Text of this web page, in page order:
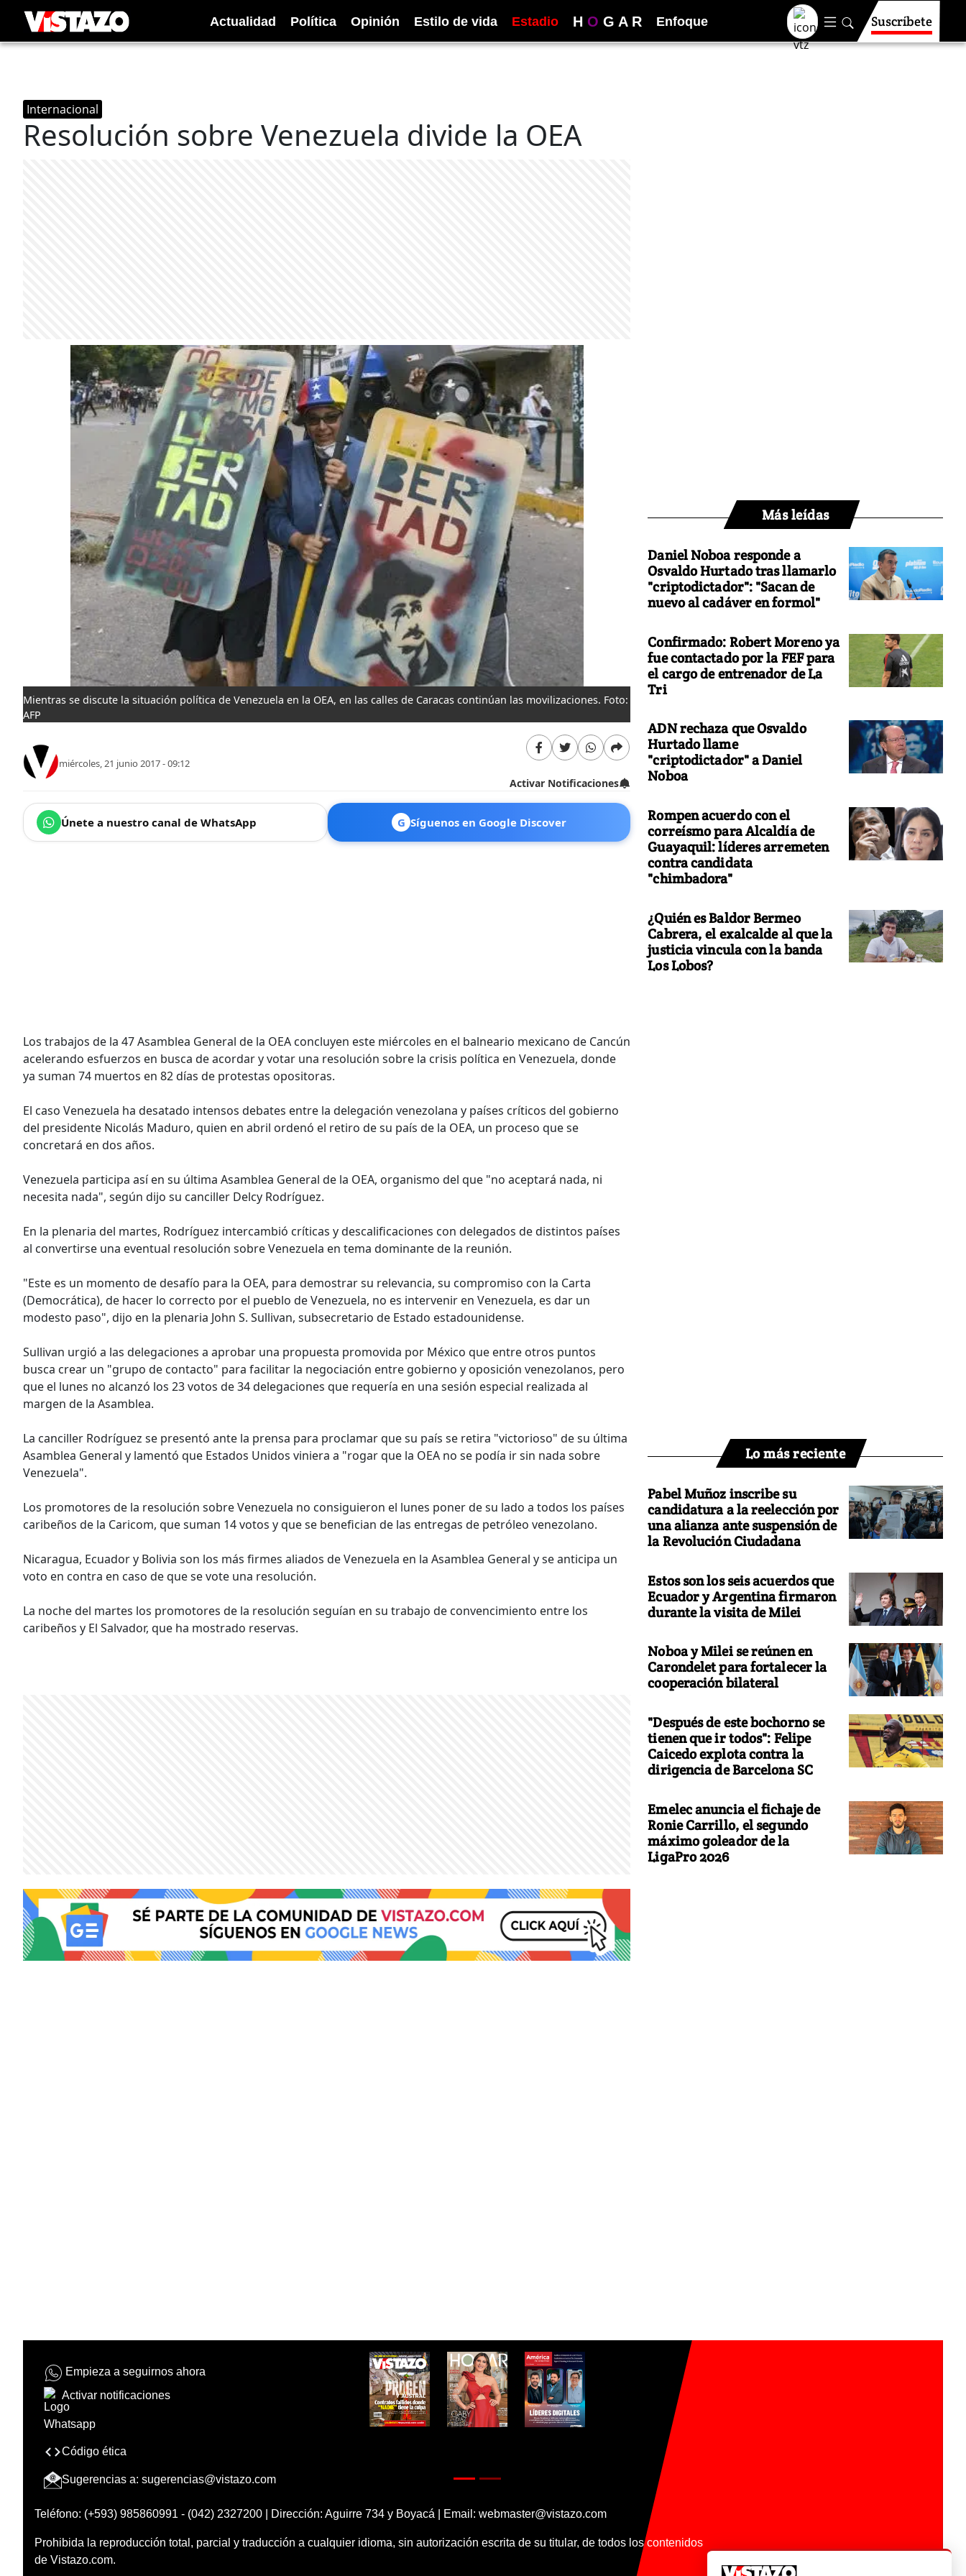
Actualidad Política Opinión Estilo de vida Estadio H O G A R Enfoque Suscríbete
Internacional
Resolución sobre Venezuela divide la OEA
Mientras se discute la situación política de Venezuela en la OEA, en las calles de Caracas continúan las movilizaciones. Foto:
AFP
miércoles, 21 junio 2017 - 09:12
Activar Notificaciones
Únete a nuestro canal de WhatsApp G Síguenos en Google Discover
Los trabajos de la 47 Asamblea General de la OEA concluyen este miércoles en el balneario mexicano de Cancún
acelerando esfuerzos en busca de acordar y votar una resolución sobre la crisis política en Venezuela, donde
ya suman 74 muertos en 82 días de protestas opositoras.
El caso Venezuela ha desatado intensos debates entre la delegación venezolana y países críticos del gobierno
del presidente Nicolás Maduro, quien en abril ordenó el retiro de su país de la OEA, un proceso que se
concretará en dos años.
Venezuela participa así en su última Asamblea General de la OEA, organismo del que "no aceptará nada, ni
necesita nada", según dijo su canciller Delcy Rodríguez.
En la plenaria del martes, Rodríguez intercambió críticas y descalificaciones con delegados de distintos países
al convertirse una eventual resolución sobre Venezuela en tema dominante de la reunión.
"Este es un momento de desafío para la OEA, para demostrar su relevancia, su compromiso con la Carta
(Democrática), de hacer lo correcto por el pueblo de Venezuela, no es intervenir en Venezuela, es dar un
modesto paso", dijo en la plenaria John S. Sullivan, subsecretario de Estado estadounidense.
Sullivan urgió a las delegaciones a aprobar una propuesta promovida por México que entre otros puntos
busca crear un "grupo de contacto" para facilitar la negociación entre gobierno y oposición venezolanos, pero
que el lunes no alcanzó los 23 votos de 34 delegaciones que requería en una sesión especial realizada al
margen de la Asamblea.
La canciller Rodríguez se presentó ante la prensa para proclamar que su país se retira "victorioso" de su última
Asamblea General y lamentó que Estados Unidos viniera a "rogar que la OEA no se podía ir sin nada sobre
Venezuela".
Los promotores de la resolución sobre Venezuela no consiguieron el lunes poner de su lado a todos los países
caribeños de la Caricom, que suman 14 votos y que se benefician de las entregas de petróleo venezolano.
Nicaragua, Ecuador y Bolivia son los más firmes aliados de Venezuela en la Asamblea General y se anticipa un
voto en contra en caso de que se vote una resolución.
La noche del martes los promotores de la resolución seguían en su trabajo de convencimiento entre los
caribeños y El Salvador, que ha mostrado reservas.
Más leídas
Daniel Noboa responde a
Osvaldo Hurtado tras llamarlo
"criptodictador": "Sacan de
nuevo al cadáver en formol"
Confirmado: Robert Moreno ya
fue contactado por la FEF para
el cargo de entrenador de La
Tri
ADN rechaza que Osvaldo
Hurtado llame
"criptodictador" a Daniel
Noboa
Rompen acuerdo con el
correísmo para Alcaldía de
Guayaquil: líderes arremeten
contra candidata
"chimbadora"
¿Quién es Baldor Bermeo
Cabrera, el exalcalde al que la
justicia vincula con la banda
Los Lobos?
Lo más reciente
Pabel Muñoz inscribe su
candidatura a la reelección por
una alianza ante suspensión de
la Revolución Ciudadana
Estos son los seis acuerdos que
Ecuador y Argentina firmaron
durante la visita de Milei
Noboa y Milei se reúnen en
Carondelet para fortalecer la
cooperación bilateral
"Después de este bochorno se
tienen que ir todos": Felipe
Caicedo explota contra la
dirigencia de Barcelona SC
Emelec anuncia el fichaje de
Ronie Carrillo, el segundo
máximo goleador de la
LigaPro 2026
Empieza a seguirnos ahora
Activar notificaciones
Código ética
Sugerencias a: sugerencias@vistazo.com
Teléfono: (+593) 985860991 - (042) 2327200 | Dirección: Aguirre 734 y Boyacá | Email: webmaster@vistazo.com
Prohibida la reproducción total, parcial y traducción a cualquier idioma, sin autorización escrita de su titular, de todos los contenidos
de Vistazo.com.